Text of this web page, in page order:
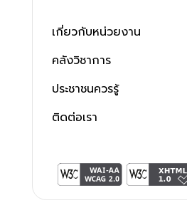
เกี่ยวกับหน่วยงาน
คลังวิชาการ
ประชาชนควรรู้
ติดต่อเรา